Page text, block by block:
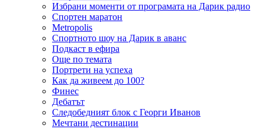
Избрани моменти от програмата на Дарик радио
Спортен маратон
Metropolis
Спортното шоу на Дарик в аванс
Подкаст в ефира
Още по темата
Портрети на успеха
Как да живеем до 100?
Финес
Дебатът
Следобедният блок с Георги Иванов
Мечтани дестинации